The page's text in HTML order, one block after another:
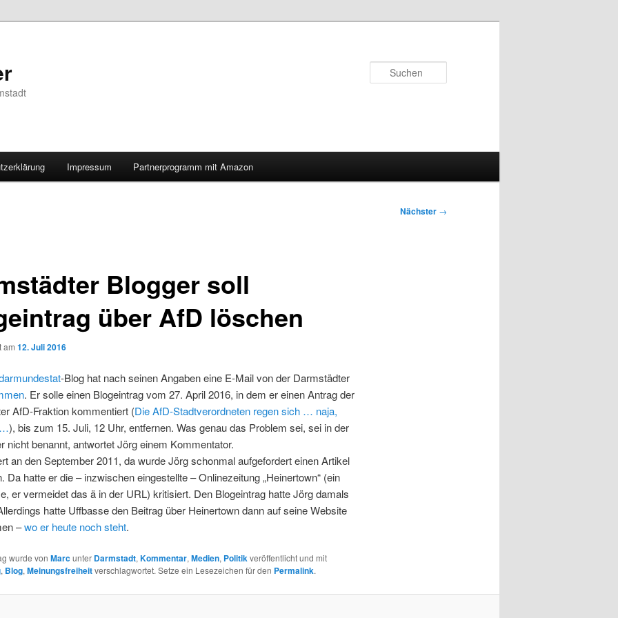
Impressum Partnerprogramm mit Amazon
Nächster →
Blogger soll
über AfD löschen
am 12. Juli 2016
-Blog hat nach seinen Angaben eine E-Mail von der Darmstädter
. Er solle einen Blogeintrag vom 27. April 2016, in dem er einen Antrag der
AfD-Fraktion kommentiert (Die AfD-Stadtverordneten regen sich … naja,
), bis zum 15. Juli, 12 Uhr, entfernen. Was genau das Problem sei, sei in der
nicht benannt, antwortet Jörg einem Kommentator.
an den September 2011, da wurde Jörg schonmal aufgefordert einen Artikel
Da hatte er die – inzwischen eingestellte – Onlinezeitung „Heinertown“ (ein
er vermeidet das ä in der URL) kritisiert. Den Blogeintrag hatte Jörg damals
hatte Uffbasse den Beitrag über Heinertown dann auf seine Website
–wo er heute noch steht.
wurde von Marcunter Darmstadt,Kommentar,Medien, Politikveröffentlicht und mit
, Blog,Meinungsfreiheitverschlagwortet. Setze ein Lesezeichen für den Permalink.